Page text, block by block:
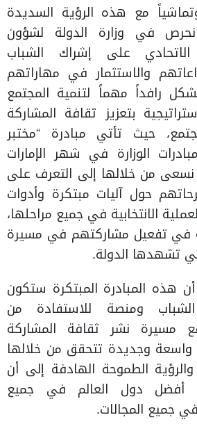
مع هذه الرؤية السديدة
نحرص في وزارة الدولة لشؤون
على إشراك الشباب
والاستثمار في مهاراتهم
رافداً مهماً لتنمية المجتمع
بتعزيز ثقافة المشاركة
حيث تأتي مبادرة “مختبر
الوزارة في شهر الإمارات
والتي نسعى من خلالها إلى التعرف على
حول آليات مبتكرة وأدوات
الانتخابية في جميع مراحلها،
في تفعيل مشاركتهم في مسيرة
تشهدها الدولة.
هذه المبادرة المبتكرة ستكون
الشباب ومنصة للاستفادة من
مسيرة نشر ثقافة المشاركة
واسعة وجديدة تتحقق من خلالها
والرؤية الطموحة الهادفة إلى أن
أفضل دول العالم في جميع
جميع المجالات.